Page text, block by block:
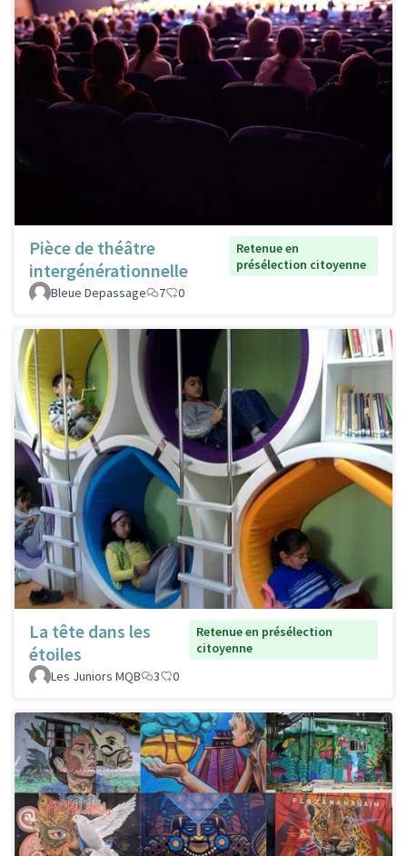
Pièce de théâtre
intergénérationnelle
Retenue en
présélection citoyenne
Bleue Depassage
7 0
La tête dans les
étoiles
Retenue en présélection
citoyenne
Les Juniors MQB
3 0